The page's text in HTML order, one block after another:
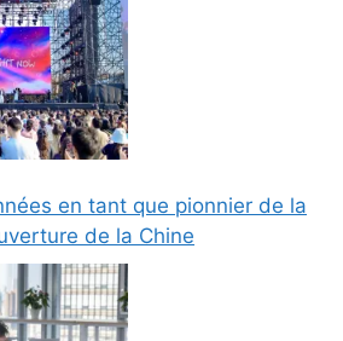
en tant que pionnier de la
de la Chine